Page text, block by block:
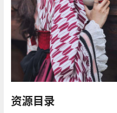
资源目录